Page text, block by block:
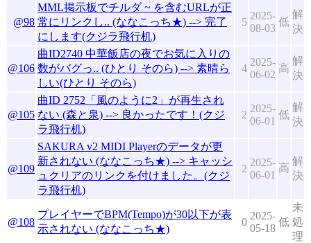
@98
MML掲示板でチルダ ~ を含むURLが正
常にリンクし.. (ななこっち★) --> 完了
にします(クジラ飛行机)
5
2025-
08-03
低
解
決
@106
曲ID2740 中華飯店の夜でお気に入りの
数がバグっ.. (ひとり そのら) --> 素晴ら
しい(ひとり そのら)
4
2025-
06-02
高
解
決
@105
曲ID 2752「風のように2」が再生され
ない (森と泉) --> 良かったです！(クジ
ラ飛行机)
2
2025-
06-01
低
解
決
@109
SAKURA v2 MIDI Playerのデータが更
新されない (ななこっち★) --> キャッシ
ュクリアのリンクを付けました。(クジ
ラ飛行机)
2
2025-
06-01
高
解
決
@108
プレイヤーでBPM(Tempo)が30以下が表
示されない (ななこっち★)
0
2025-
05-18
低
未
処
理